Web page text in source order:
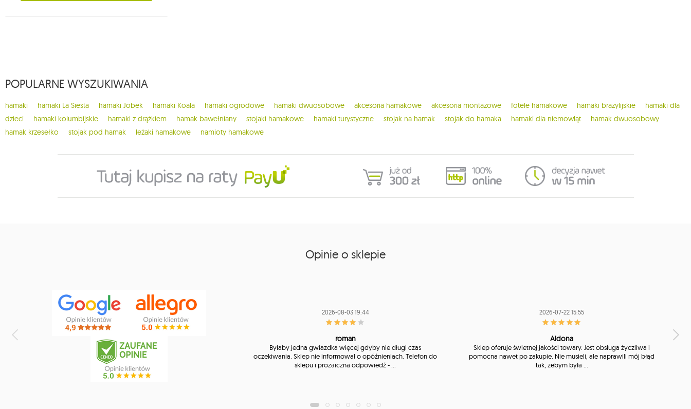
POPULARNE WYSZUKIWANIA
hamaki hamaki La Siesta hamaki Jobek hamaki Koala hamaki ogrodowe hamaki dwuosobowe akcesoria hamakowe akcesoria montażowe fotele hamakowe hamaki brazylijskie
hamaki dla
dzieci
hamaki kolumbijskie hamaki z drążkiem hamak bawełniany stojaki hamakowe hamaki turystyczne stojak na hamak stojak do hamaka hamaki dla niemowląt
hamak dwuosobowy
hamak krzesełko
stojak pod hamak leżaki hamakowe namioty hamakowe
Opinie o sklepie
2026-08-03 19:44
roman
Byłaby jedna gwiazdka więcej gdyby nie długi czas
oczekiwania. Sklep nie informował o opóźnieniach. Telefon do
sklepu i prozaiczna odpowiedź - ...
2026-07-22 15:55
Aldona
Sklep oferuje świetnej jakości towary. Jest obsługa życzliwa i
pomocna nawet po zakupie. Nie musieli, ale naprawili mój błąd
tak, żebym była ...